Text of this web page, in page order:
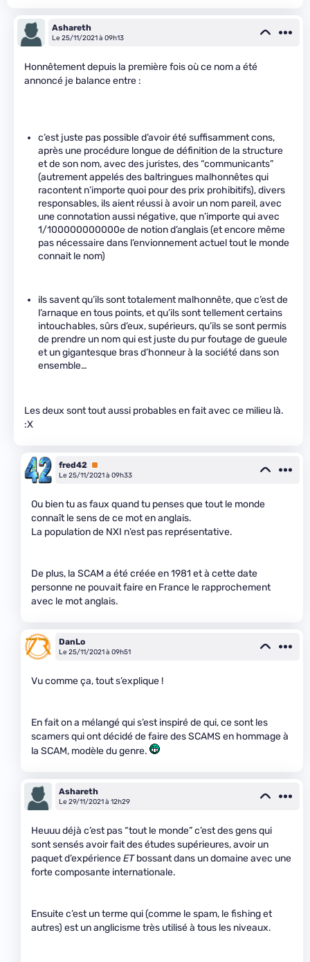
Ashareth
Le 25/11/2021 à 09h13
Honnêtement depuis la première fois où ce nom a été
annoncé je balance entre :
c’est juste pas possible d’avoir été suffisamment cons,
après une procédure longue de définition de la structure
et de son nom, avec des juristes, des “communicants”
(autrement appelés des baltringues malhonnêtes qui
racontent n’importe quoi pour des prix prohibitifs), divers
responsables, ils aient réussi à avoir un nom pareil, avec
une connotation aussi négative, que n’importe qui avec
1/100000000000e de notion d’anglais (et encore même
pas nécessaire dans l’envionnement actuel tout le monde
connait le nom)
ils savent qu’ils sont totalement malhonnête, que c’est de
l’arnaque en tous points, et qu’ils sont tellement certains
intouchables, sûrs d’eux, supérieurs, qu’ils se sont permis
de prendre un nom qui est juste du pur foutage de gueule
et un gigantesque bras d’honneur à la société dans son
ensemble…
Les deux sont tout aussi probables en fait avec ce milieu là.
:X
fred42 Premium
Le 25/11/2021 à 09h33
Ou bien tu as faux quand tu penses que tout le monde
connaît le sens de ce mot en anglais.
La population de NXI n’est pas représentative.
De plus, la SCAM a été créée en 1981 et à cette date
personne ne pouvait faire en France le rapprochement
avec le mot anglais.
DanLo
Le 25/11/2021 à 09h51
Vu comme ça, tout s’explique !
En fait on a mélangé qui s’est inspiré de qui, ce sont les
scamers qui ont décidé de faire des SCAMS en hommage à
la SCAM, modèle du genre.
Ashareth
Le 29/11/2021 à 12h29
Heuuu déjà c’est pas “tout le monde” c’est des gens qui
sont sensés avoir fait des études supérieures, avoir un
paquet d’expérienceETbossant dans un domaine avec une
forte composante internationale.
Ensuite c’est un terme qui (comme le spam, le fishing et
autres) est un anglicisme très utilisé à tous les niveaux.